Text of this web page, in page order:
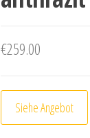
€259.00
Siehe Angebot